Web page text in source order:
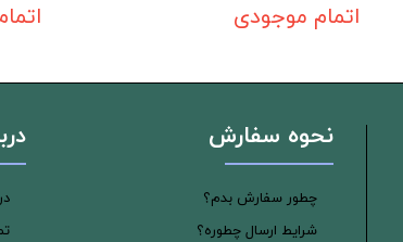
اتمام موجودی
نحوه سفارش
چطور سفارش بدم؟
شرایط ارسال چطوره؟